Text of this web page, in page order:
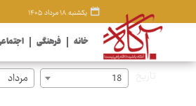
یکشنبه ۱۸ مرداد ۱۴۰۵
خانه فرهنگی
18 مرداد